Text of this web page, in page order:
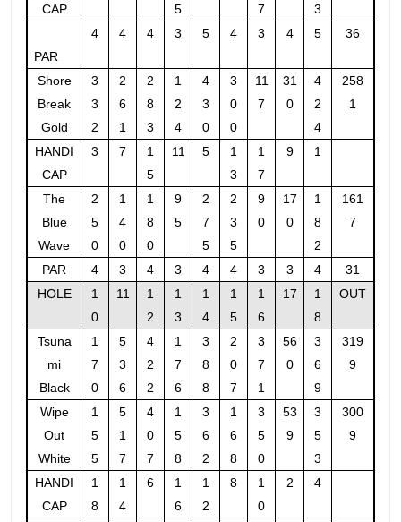
CAP 5 7 3
PAR
4 4 4 3 5 4 3 4 5 36
Shore
Break
Gold
3
3
2
2
6
1
2
8
3
1
2
4
4
3
0
3
0
0
11
7
31
0
4
2
4
258
1
HANDI
CAP
3 7
1
5
11 5
1
3
1
7
9 1
The
Blue
Wave
2
5
0
1
4
0
1
8
0
9
5
2
7
5
2
3
5
9
0
17
0
1
8
2
161
7
PAR 4 3 4 3 4 4 3 3 4
31
HOLE
1
0
11
1
2
1
3
1
4
1
5
1
6
17
1
8
OUT
Tsuna
mi
Black
1
7
0
5
3
6
4
2
2
1
7
6
3
8
8
2
0
7
3
7
1
56
0
3
6
9
319
9
Wipe
Out
White
1
5
5
5
1
7
4
0
7
1
5
8
3
6
2
1
6
8
3
5
0
53
9
3
5
3
300
9
HANDI
CAP
1
8
1
4
6
1
6
1
2
8
1
0
2 4